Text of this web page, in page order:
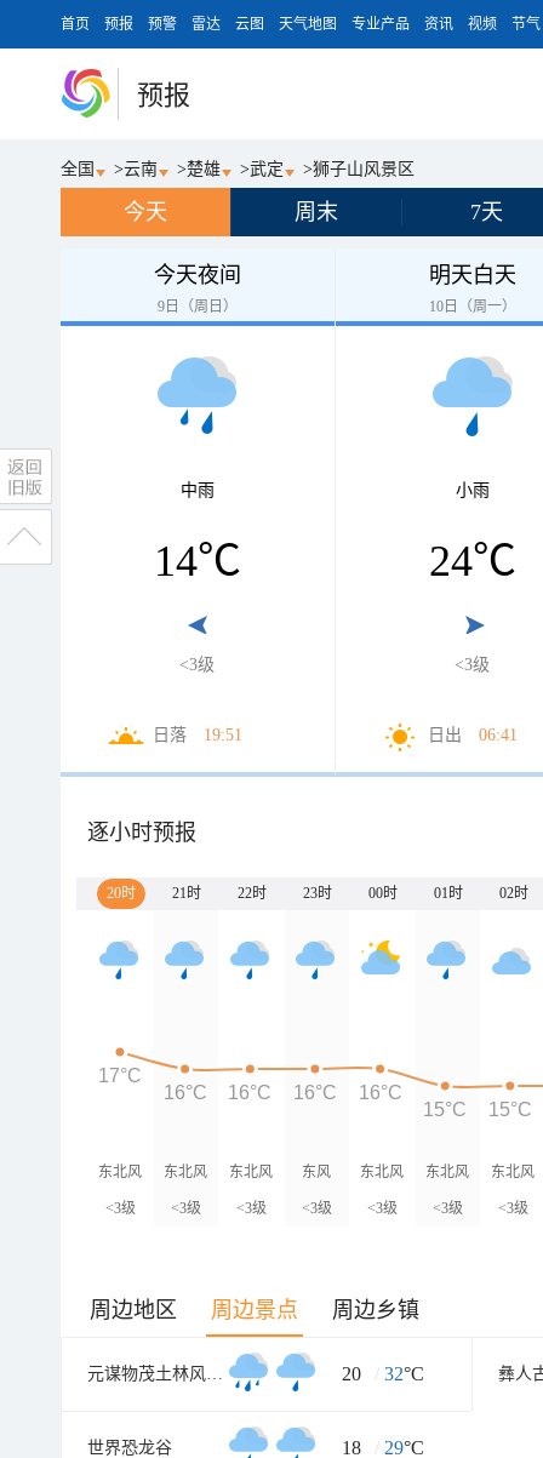
首页 预报 预警 雷达 云图 天气地图 专业产品 资讯 视频 节气
预报
全国 >云南 >楚雄 >武定 >狮子山风景区
今天 周末 7天
今天夜间
9日（周日）
中雨
14℃
<3级
日落 19:51
明天白天
10日（周一）
小雨
24℃
<3级
日出 06:41
逐小时预报
20时 21时 22时 23时 00时 01时 02时
东北风
<3级
东北风
<3级
东北风
<3级
东风
<3级
东北风
<3级
东北风
<3级
东北风
<3级
17°C
16°C
16°C 16°C
16°C
15°C
15°C
周边地区 周边景点 周边乡镇
元谋物茂土林风景区 20 / 32°C 彝人
世界恐龙谷 18 / 29°C